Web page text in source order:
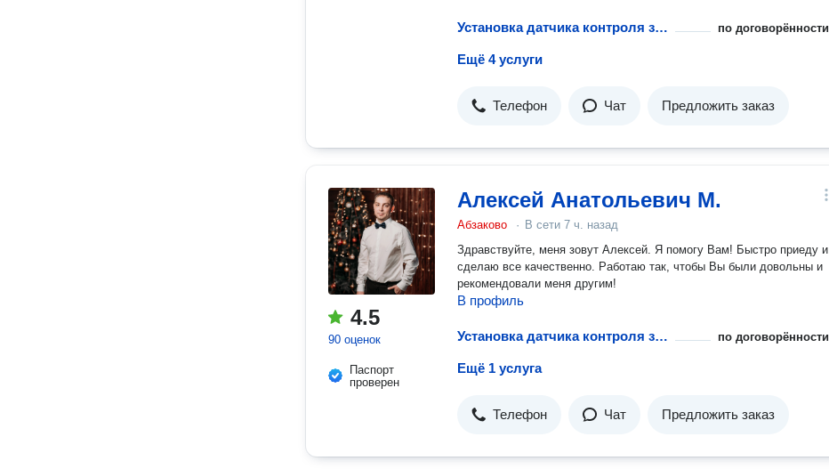
Установка датчика контроля загазованности горючих газов по договорённости
Ещё 4 услуги
Телефон Чат Предложить заказ
4.5
90 оценок
Паспорт
проверен
Алексей Анатольевич М.
Абзаково · В сети 7 ч. назад
Здравствуйте, меня зовут Алексей. Я помогу Вам! Быстро приеду и
сделаю все качественно. Работаю так, чтобы Вы были довольны и
рекомендовали меня другим!
В профиль
Установка датчика контроля загазованности горючих газов по договорённости
Ещё 1 услуга
Телефон Чат Предложить заказ